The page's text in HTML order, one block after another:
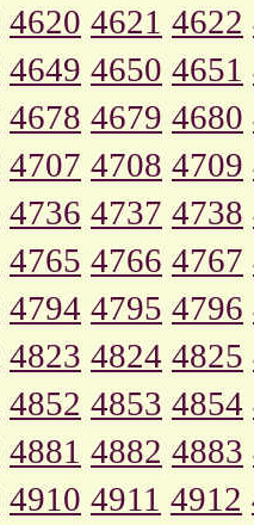
4620 4621 4622
4649 4650 4651
4678 4679 4680
4707 4708 4709
4736 4737 4738
4765 4766 4767
4794 4795 4796
4823 4824 4825
4852 4853 4854
4881 4882 4883
4910 4911 4912